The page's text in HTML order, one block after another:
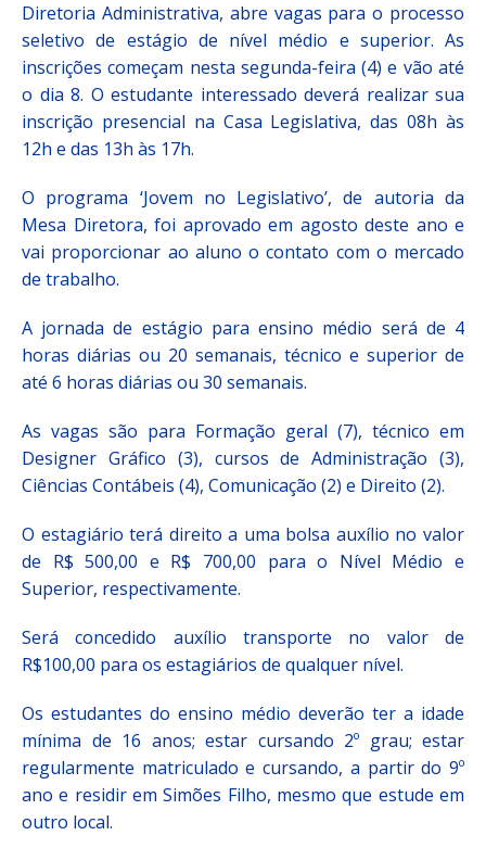
Diretoria Administrativa, abre vagas para o processo
seletivo de estágio de nível médio e superior. As
inscrições começam nesta segunda-feira (4) e vão até
o dia 8. O estudante interessado deverá realizar sua
inscrição presencial na Casa Legislativa, das 08h às
12h e das 13h às 17h.
O programa ‘Jovem no Legislativo’, de autoria da
Mesa Diretora, foi aprovado em agosto deste ano e
vai proporcionar ao aluno o contato com o mercado
de trabalho.
A jornada de estágio para ensino médio será de 4
horas diárias ou 20 semanais, técnico e superior de
até 6 horas diárias ou 30 semanais.
As vagas são para Formação geral (7), técnico em
Designer Gráfico (3), cursos de Administração (3),
Ciências Contábeis (4), Comunicação (2) e Direito (2).
O estagiário terá direito a uma bolsa auxílio no valor
de R$ 500,00 e R$ 700,00 para o Nível Médio e
Superior, respectivamente.
Será concedido auxílio transporte no valor de
R$100,00 para os estagiários de qualquer nível.
Os estudantes do ensino médio deverão ter a idade
mínima de 16 anos; estar cursando 2º grau; estar
regularmente matriculado e cursando, a partir do 9º
ano e residir em Simões Filho, mesmo que estude em
outro local.